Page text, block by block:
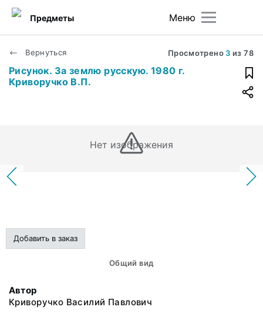
Меню
Предметы
Вернуться Просмотрено 3 из78
Рисунок. За землю русскую. 1980 г.
Криворучко В.П.
Нет изображения
Добавить в заказ
Общий вид
Автор
Криворучко Василий Павлович